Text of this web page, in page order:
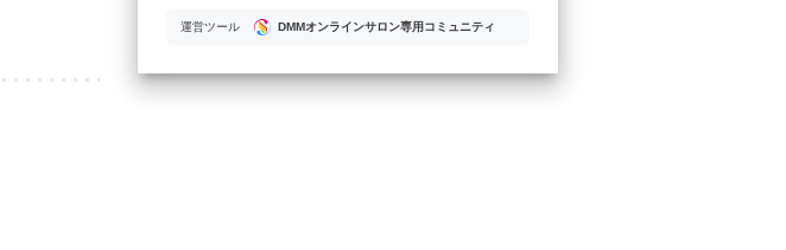
運営ツール DMMオンラインサロン専用コミュニティ